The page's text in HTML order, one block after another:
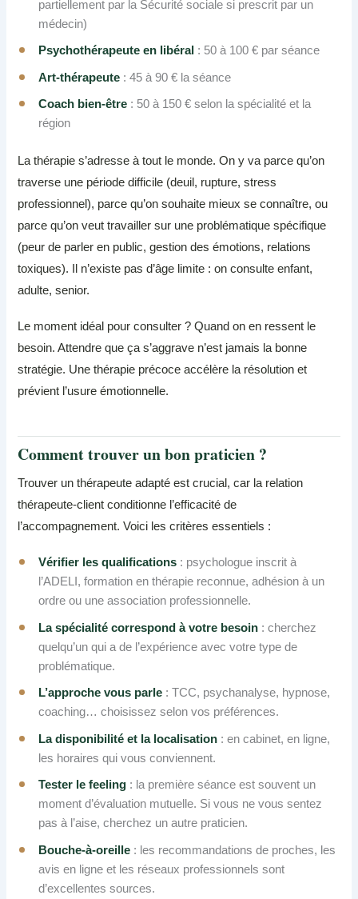
partiellement par la Sécurité sociale si prescrit par un
médecin)
Psychothérapeute en libéral : 50 à 100 € par séance
Art-thérapeute : 45 à 90 € la séance
Coach bien-être : 50 à 150 € selon la spécialité et la
région
La thérapie s’adresse à tout le monde. On y va parce qu’on
traverse une période difficile (deuil, rupture, stress
professionnel), parce qu’on souhaite mieux se connaître, ou
parce qu’on veut travailler sur une problématique spécifique
(peur de parler en public, gestion des émotions, relations
toxiques). Il n’existe pas d’âge limite : on consulte enfant,
adulte, senior.
Le moment idéal pour consulter ? Quand on en ressent le
besoin. Attendre que ça s’aggrave n’est jamais la bonne
stratégie. Une thérapie précoce accélère la résolution et
prévient l’usure émotionnelle.
Comment trouver un bon praticien ?
Trouver un thérapeute adapté est crucial, car la relation
thérapeute-client conditionne l’efficacité de
l’accompagnement. Voici les critères essentiels :
Vérifier les qualifications : psychologue inscrit à
l’ADELI, formation en thérapie reconnue, adhésion à un
ordre ou une association professionnelle.
La spécialité correspond à votre besoin : cherchez
quelqu’un qui a de l’expérience avec votre type de
problématique.
L’approche vous parle : TCC, psychanalyse, hypnose,
coaching… choisissez selon vos préférences.
La disponibilité et la localisation : en cabinet, en ligne,
les horaires qui vous conviennent.
Tester le feeling : la première séance est souvent un
moment d’évaluation mutuelle. Si vous ne vous sentez
pas à l’aise, cherchez un autre praticien.
Bouche-à-oreille : les recommandations de proches, les
avis en ligne et les réseaux professionnels sont
d’excellentes sources.